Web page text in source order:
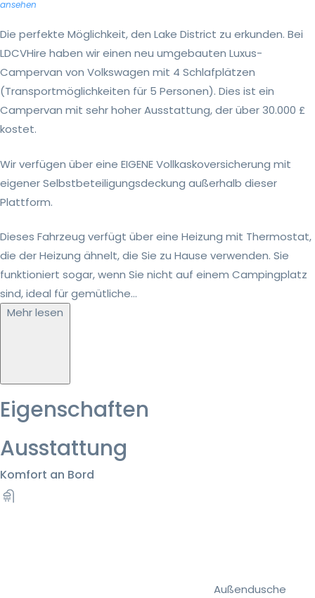
ansehen
Die perfekte Möglichkeit, den Lake District zu erkunden. Bei
LDCVHire haben wir einen neu umgebauten Luxus-
Campervan von Volkswagen mit 4 Schlafplätzen
(Transportmöglichkeiten für 5 Personen). Dies ist ein
Campervan mit sehr hoher Ausstattung, der über 30.000 £
kostet.
Wir verfügen über eine EIGENE Vollkaskoversicherung mit
eigener Selbstbeteiligungsdeckung außerhalb dieser
Plattform.
Dieses Fahrzeug verfügt über eine Heizung mit Thermostat,
die der Heizung ähnelt, die Sie zu Hause verwenden. Sie
funktioniert sogar, wenn Sie nicht auf einem Campingplatz
sind, ideal für gemütliche...
Mehr lesen
Eigenschaften
Ausstattung
Komfort an Bord
Außendusche